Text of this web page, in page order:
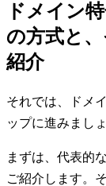
ドメイン
の方式と
紹介
それでは、ドメ
ップに進みましょ
まずは、代表的
ご紹介します。